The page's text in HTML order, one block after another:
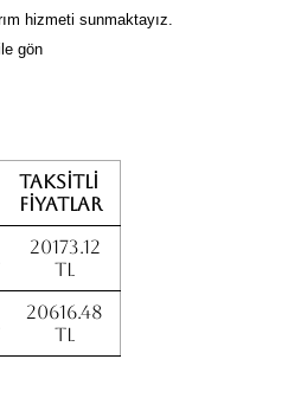
hizmeti sunmaktayız.
gön
Taksitli
fiyatlar
20173.12
TL
20616.48
TL